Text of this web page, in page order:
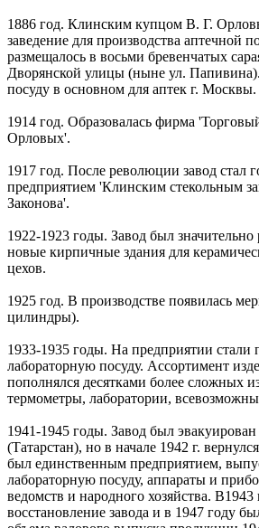
1886 год. Клинским купцом В. Г.
заведение для производства аптечной
размещалось в восьми бревенчатых
Дворянской улицы (ныне ул.
посуду в основном для аптек г. Москвы.
1914 год. Образовалась фирма
Орловых'.
1917 год. После революции завод стал
предприятием 'Клинским стекольным
Законова'.
1922-1923 годы. Завод был
новые кирпичные здания для
цехов.
1925 год. В производстве появилась
цилиндры).
1933-1935 годы. На предприятии стали
лабораторную посуду. Ассортимент
пополнялся десятками более сложных
термометры, лаборатории,
1941-1945 годы. Завод был
(Татарстан), но в начале 1942 г.
был единственным предприятием,
лабораторную посуду, аппараты и
ведомств и народного хозяйства. В1943
восстановление завода и в 1947 году